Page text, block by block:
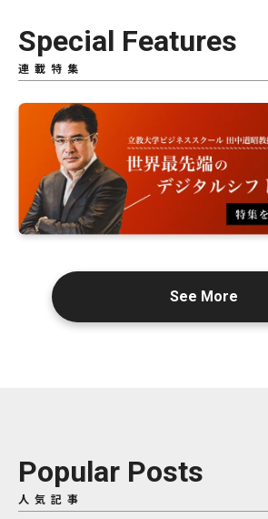
Special Features
連載特集
See More
Popular Posts
人気記事